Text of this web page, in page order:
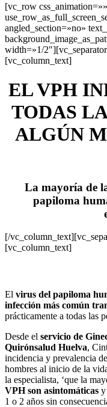
[vc_row
angled_section=»no»
width=»1/
[vc_column_text]
EL VPH
TODAS
ALGÚN
La mayoría de
papiloma
[/
[vc_column_text]
El virus del papiloma
infección más común
prácticamente a todas las
Desde el servicio de
Quirónsalud Huelva,
incidencia y prevalencia
hombres al inicio de la
la especialista, ‘que la
VPH son asintomáticas y
1 o 2 años sin